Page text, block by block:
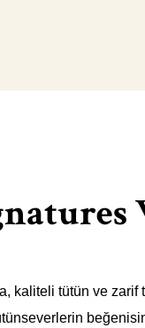
kaliteli tütün ve zarif